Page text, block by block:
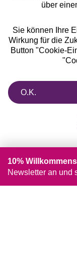
über
Sie können Ihre
Wirkung für die
Button "Cookie-
O.K.
10%
Newsletter an und